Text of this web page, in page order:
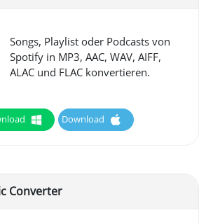
Songs, Playlist oder Podcasts von
Spotify in MP3, AAC, WAV, AIFF,
ALAC und FLAC konvertieren.
Download
Converter